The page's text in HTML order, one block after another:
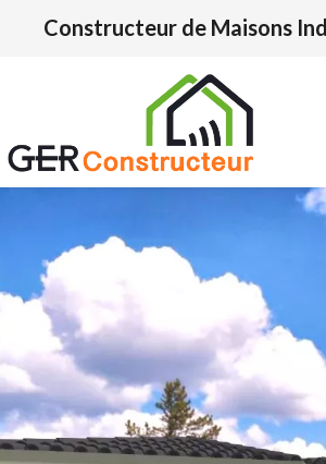
Constructeur de Maisons